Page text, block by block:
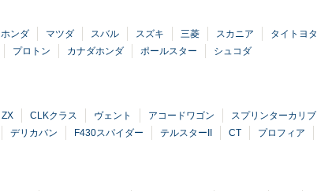
ホンダ マツダ スバル スズキ 三菱 スカニア タイトヨタ
プロトン カナダホンダ ポールスター シュコダ
ZX CLKクラス ヴェント アコードワゴン スプリンターカリブ
デリカバン F430スパイダー テルスターII CT プロフィア